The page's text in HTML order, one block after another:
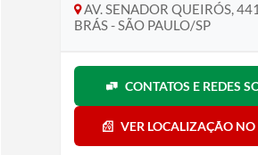
AV. SENADOR QUEIRÓS,
BRÁS - SÃO PAULO/SP
CONTATOS E REDES
VER LOCALIZAÇÃO